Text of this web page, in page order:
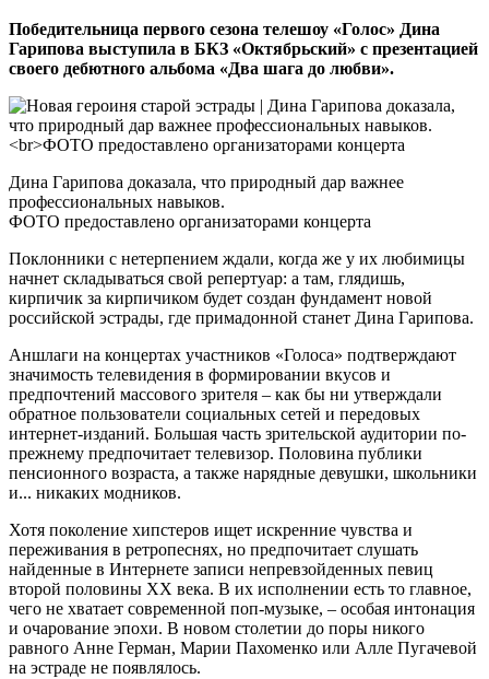
Победительница первого сезона телешоу «Голос» Дина
Гарипова выступила в БКЗ «Октябрьский» с презентацией
своего дебютного альбома «Два шага до любви».
Дина Гарипова доказала, что природный дар важнее
профессиональных навыков.
ФОТО предоставлено организаторами концерта
Поклонники с нетерпением ждали, когда же у их любимицы
начнет складываться свой репертуар: а там, глядишь,
кирпичик за кирпичиком будет создан фундамент новой
российской эстрады, где примадонной станет Дина Гарипова.
Аншлаги на концертах участников «Голоса» подтверждают
значимость телевидения в формировании вкусов и
предпочтений массового зрителя – как бы ни утверждали
обратное пользователи социальных сетей и передовых
интернет-изданий. Большая часть зрительской аудитории по-
прежнему предпочитает телевизор. Половина публики
пенсионного возраста, а также нарядные девушки, школьники
и... никаких модников.
Хотя поколение хипстеров ищет искренние чувства и
переживания в ретропеснях, но предпочитает слушать
найденные в Интернете записи непревзойденных певиц
второй половины ХХ века. В их исполнении есть то главное,
чего не хватает современной поп-музыке, – особая интонация
и очарование эпохи. В новом столетии до поры никого
равного Анне Герман, Марии Пахоменко или Алле Пугачевой
на эстраде не появлялось.